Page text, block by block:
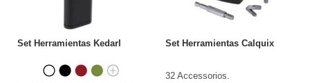
Set Herramientas Kedarl Set Herramientas Calquix
32 Accessorios.